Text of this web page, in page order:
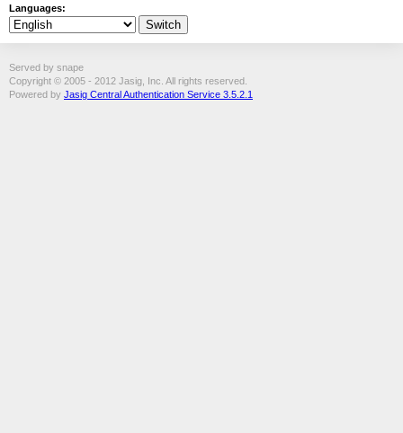
Languages:
Served by snape
Copyright © 2005 - 2012 Jasig, Inc. All rights reserved.
Powered by Jasig Central Authentication Service 3.5.2.1